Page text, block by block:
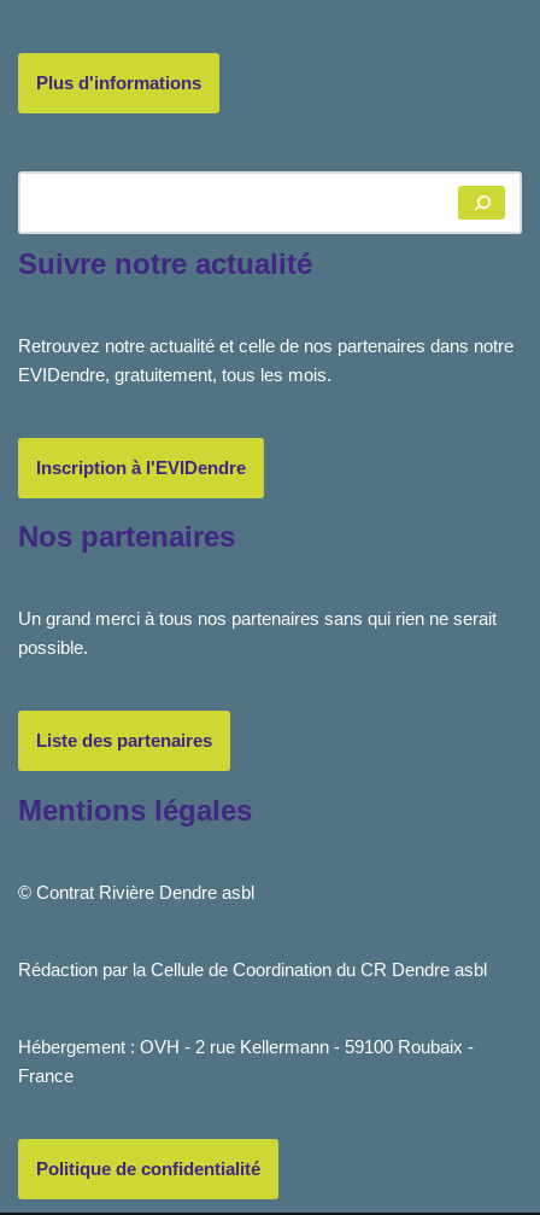
Plus d'informations
Suivre notre actualité
Retrouvez notre actualité et celle de nos partenaires dans notre
EVIDendre, gratuitement, tous les mois.
Inscription à l'EVIDendre
Nos partenaires
Un grand merci à tous nos partenaires sans qui rien ne serait
possible.
Liste des partenaires
Mentions légales
© Contrat Rivière Dendre asbl
Rédaction par la Cellule de Coordination du CR Dendre asbl
Hébergement : OVH - 2 rue Kellermann - 59100 Roubaix -
France
Politique de confidentialité